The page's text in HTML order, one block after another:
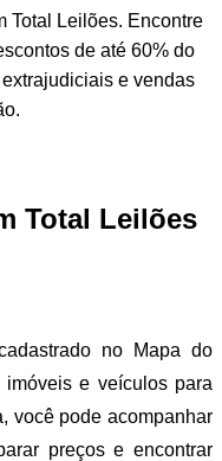
Total Leilões. Encontre
de até 60% do
e vendas
Total Leilões
no Mapa do
e veículos para
você pode acompanhar
preços e encontrar